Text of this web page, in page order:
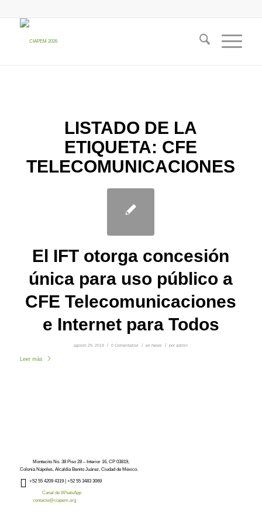
LISTADO DE LA
ETIQUETA: CFE
TELECOMUNICACIONES
El IFT otorga concesión
única para uso público a
CFE Telecomunicaciones
e Internet para Todos
agosto 29, 2019 / 0 Comentarios / enNews / poradmin
Leer más
Montecito No. 38 Piso 28 – Interior 16, CP 03819,
Colonia Nápoles, Alcaldía Benito Juárez, Ciudad de México.
+52 55 4209 4319 | +52 55 3483 3069
Canal de WhatsApp
contacto@ciapem.org